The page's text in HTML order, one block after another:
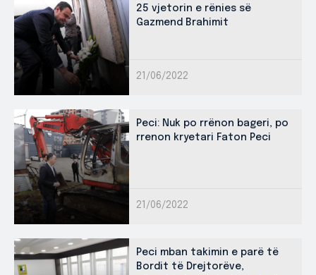
25 vjetorin e rënies së
Gazmend Brahimit
21/06/2022
Peci: Nuk po rrënon bageri, po
rrenon kryetari Faton Peci
21/06/2022
Peci mban takimin e parë të
Bordit të Drejtorëve,